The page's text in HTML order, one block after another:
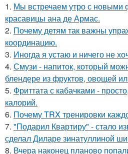
1. Мы встречаем утро с новыми
красавицы ана де Армас.
2. Почему детям так важны
координацию.
3. Иногда я устаю и ничего не
4. Смузи - напиток, который
блендере из фруктов, овощей
5. Фриттата с кабачками -
калорий.
6. Почему TRX тренировки
7. "Подарил Квартиру" - стало
сделал Диларе зинатуллиной
8. Вчера наконец планово